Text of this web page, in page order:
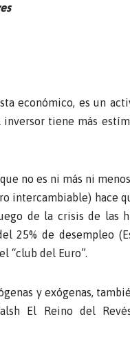
económico, es un
inversor tiene más
no es ni más ni
intercambiable) hace
de la crisis de las
25% de desempleo
“club del Euro”.
y exógenas,
El Reino del